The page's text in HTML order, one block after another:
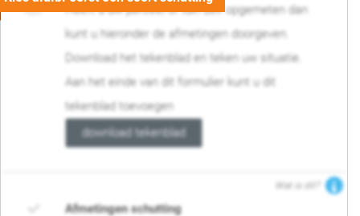
Heeft u uw perceel of tuin zelf opgemeten dan
kunt u hieronder de afmetingen doorgeven.
Download het tekenblad en teken uw situatie.
Aan het einde van dit formulier kunt u dit
tekenblad toevoegen
download tekenblad
Wat is dit?
Afmetingen schutting